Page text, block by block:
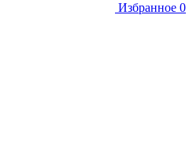
Избранное 0